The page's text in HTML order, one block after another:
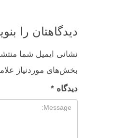
دیدگاهتان را
نشانی ایمیل شما
بخش‌های موردنیاز
دیدگاه *